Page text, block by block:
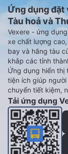
Ứng dụng đặt
Tàu hoả và
Vexere - ứng
xe chất lượng
bay và hãng tàu
khắp các tỉnh
Ứng dụng hiển thị
tiện ích giúp
chuyển tiết kiệm,
Tải ứng dụng